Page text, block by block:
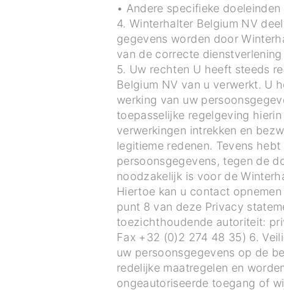
• Andere specifieke
4. Winterhalter Belgium NV
gegevens worden door
van de correcte
5. Uw rechten U heeft steeds
Belgium NV van u verwerkt. U
werking van uw
toepasselijke regelgeving
verwerkingen intrekken en
legitieme redenen. Tevens
persoonsgegevens, tegen de
noodzakelijk is voor de
Hiertoe kan u contact
punt 8 van deze Privacy
toezichthoudende autoriteit:
Fax +32 (0)2 274 48 35) 6.
uw persoonsgegevens op de
redelijke maatregelen en
ongeautoriseerde toegang of